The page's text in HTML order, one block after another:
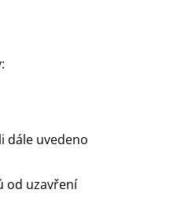
dále uvedeno
od uzavření